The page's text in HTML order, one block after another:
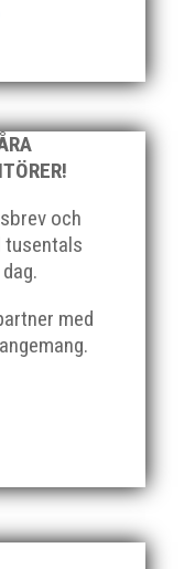
och
tusentals
med
med
barn från
Malmö
tävlade mot
har valt
kan ge mig
SM och annat
Jag får
en större...